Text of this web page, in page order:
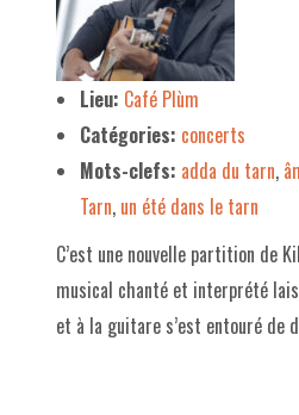
AMI·ES ARTISTES
LE PROJET DE TERRITOIRE
LE CAFÉ/RESTO
LES FORMULES
NOS FOURNISSEUR·EUSE·S
LA LIBRAIRIE
Lieu: Café Plùm
Catégories: concerts
Mots-clefs: adda du tarn,
Tarn, un été dans le tarn
C’est une nouvelle partition de
musical chanté et interprété
et à la guitare s’est entouré